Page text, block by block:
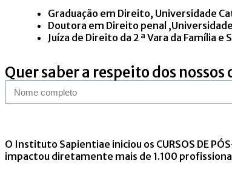
Graduação em Direito, Universidade
Doutora em Direito penal ,Universidade
Juíza de Direito da 2 ª Vara da Família
Quer saber a respeito dos
O Instituto Sapientiae iniciou os CURSOS DE
impactou diretamente mais de 1.100